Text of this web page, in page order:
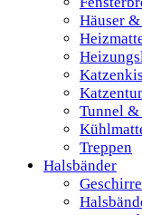
Häuser
Tunnel &
Treppen
Halsbänder
Geschirre